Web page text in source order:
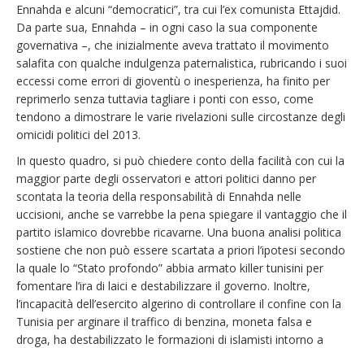
Ennahda e alcuni “democratici”, tra cui l’ex comunista Ettajdid.
Da parte sua, Ennahda – in ogni caso la sua componente
governativa –, che inizialmente aveva trattato il movimento
salafita con qualche indulgenza paternalistica, rubricando i suoi
eccessi come errori di gioventù o inesperienza, ha finito per
reprimerlo senza tuttavia tagliare i ponti con esso, come
tendono a dimostrare le varie rivelazioni sulle circostanze degli
omicidi politici del 2013.
In questo quadro, si può chiedere conto della facilità con cui la
maggior parte degli osservatori e attori politici danno per
scontata la teoria della responsabilità di Ennahda nelle
uccisioni, anche se varrebbe la pena spiegare il vantaggio che il
partito islamico dovrebbe ricavarne. Una buona analisi politica
sostiene che non può essere scartata a priori l’ipotesi secondo
la quale lo “Stato profondo” abbia armato killer tunisini per
fomentare l’ira di laici e destabilizzare il governo. Inoltre,
l’incapacità dell’esercito algerino di controllare il confine con la
Tunisia per arginare il traffico di benzina, moneta falsa e
droga, ha destabilizzato le formazioni di islamisti intorno a